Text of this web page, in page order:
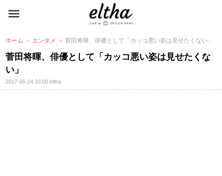
ホーム ＞ エンタメ ＞ 菅田将暉、俳優として「カッコ悪い姿は見せたくない」
菅田将暉、俳優として「カッコ悪い姿は見せたくな
い」
2017-06-24 10:00eltha